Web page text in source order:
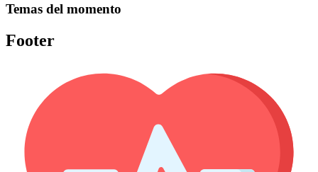
Temas del momento
Footer